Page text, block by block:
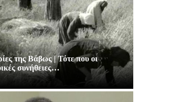
της Βάβως | Τότε που οι
συνήθειες…